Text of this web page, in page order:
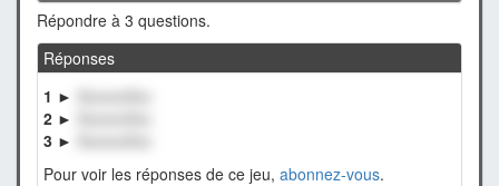
Répondre à 3 questions.
Réponses
1 ►
XxxxxxXxx
2 ►
3 ►
Pour voir les réponses de ce jeu, abonnez-vous.